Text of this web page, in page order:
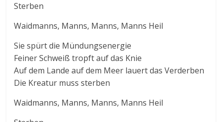
Sterben
Waidmanns, Manns, Manns, Manns Heil
Sie spürt die Mündungsenergie
Feiner Schweiß tropft auf das Knie
Auf dem Lande auf dem Meer lauert das Verderben
Die Kreatur muss sterben
Waidmanns, Manns, Manns, Manns Heil